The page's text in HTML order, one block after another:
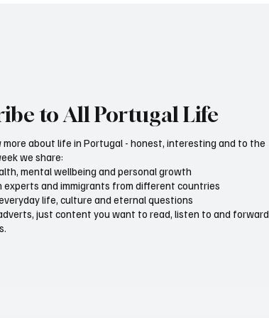
to All Portugal Life
more about life in Portugal - honest, interesting and to the
we share:
mental wellbeing and personal growth
experts and immigrants from different countries
life, culture and eternal questions
just content you want to read, listen to and forward